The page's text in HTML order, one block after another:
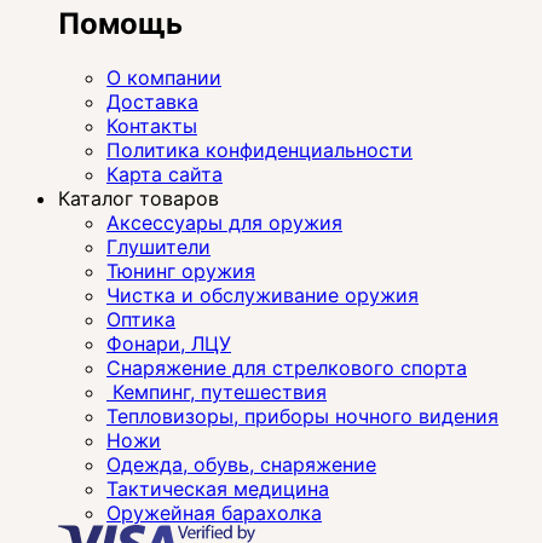
Помощь
О компании
Доставка
Контакты
Политика конфиденциальности
Карта сайта
Каталог товаров
Аксессуары для оружия
Глушители
Тюнинг оружия
Чистка и обслуживание оружия
Оптика
Фонари, ЛЦУ
Снаряжение для стрелкового спорта
Кемпинг, путешествия
Тепловизоры, приборы ночного видения
Ножи
Одежда, обувь, снаряжение
Тактическая медицина
Оружейная барахолка